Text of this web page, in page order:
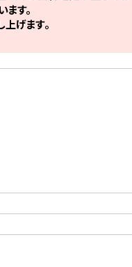
す。
げます。